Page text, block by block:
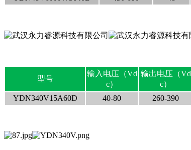
型号
输入电压（Vd
c）
输出电压（Vd
c）
YDN340V15A60D 40-80 260-390